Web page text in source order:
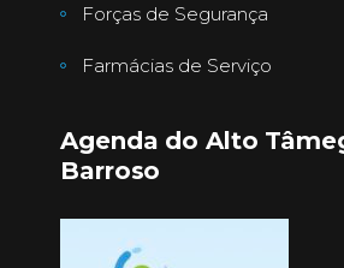
Forças de Segurança
Farmácias de Serviço
Agenda do Alto
Barroso